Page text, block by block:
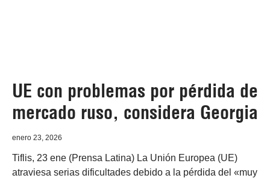
UE con problemas por pérdida de
mercado ruso, considera Georgia
enero 23, 2026
Tiflis, 23 ene (Prensa Latina) La Unión Europea (UE)
atraviesa serias dificultades debido a la pérdida del «muy